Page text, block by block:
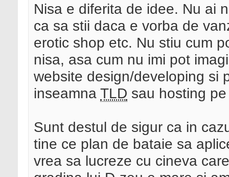
Nisa e diferita de idee. Nu ai
ca sa stii daca e vorba de
erotic shop etc. Nu stiu cum
nisa, asa cum nu imi pot
website design/developing si
inseamna TLD sau hosting
Sunt destul de sigur ca in
tine ce plan de bataie sa
vrea sa lucreze cu cineva